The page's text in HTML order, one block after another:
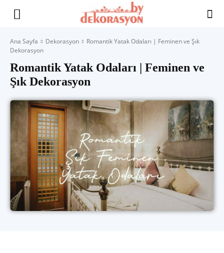
Yaşam
İlham
Ana Sayfa Dekorasyon
Romantik Yatak Odaları | Feminen ve Şık
Dekorasyon
Romantik Yatak Odaları | Feminen ve
Şık Dekorasyon